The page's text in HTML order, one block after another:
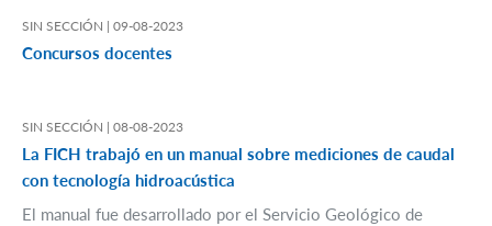
SIN SECCIÓN | 09-08-2023
Concursos docentes
SIN SECCIÓN | 08-08-2023
La FICH trabajó en un manual sobre mediciones de caudal
con tecnología hidroacústica
El manual fue desarrollado por el Servicio Geológico de